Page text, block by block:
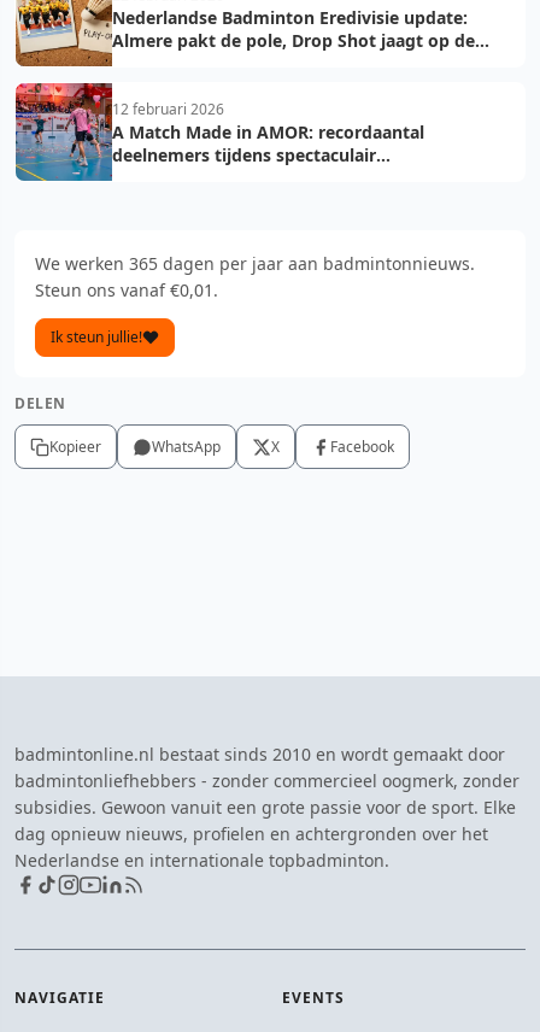
Nederlandse Badminton Eredivisie update:
Almere pakt de pole, Drop Shot jaagt op de
12 februari 2026
A Match Made in AMOR: recordaantal
deelnemers tijdens spectaculair
We werken 365 dagen per jaar aan badmintonnieuws.
Steun ons vanaf €0,01.
Ik steun jullie!
DELEN
Kopieer WhatsApp X Facebook
badmintonline.nl bestaat sinds 2010 en wordt gemaakt door
badmintonliefhebbers - zonder commercieel oogmerk, zonder
subsidies. Gewoon vanuit een grote passie voor de sport. Elke
dag opnieuw nieuws, profielen en achtergronden over het
Nederlandse en internationale topbadminton.
NAVIGATIE EVENTS